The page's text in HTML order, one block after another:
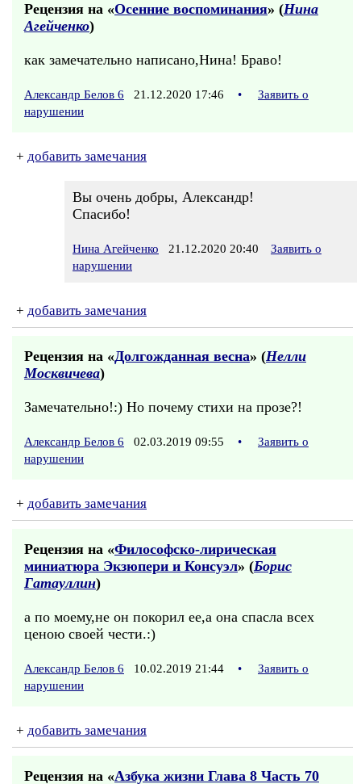
Рецензия на «Осенние воспоминания» (Нина
Агейченко)
как замечательно написано,Нина! Браво!
Александр Белов 6 21.12.2020 17:46 •
Заявить о
нарушении
+ добавить замечания
Вы очень добры, Александр!
Спасибо!
Нина Агейченко 21.12.2020 20:40
Заявить о
нарушении
+ добавить замечания
Рецензия на «Долгожданная весна» (Нелли
Москвичева)
Замечательно!:) Но почему стихи на прозе?!
Александр Белов 6 02.03.2019 09:55 •
Заявить о
нарушении
+ добавить замечания
Рецензия на «Философско-лирическая
миниатюра Экзюпери и Консуэл» (Борис
Гатауллин)
а по моему,не он покорил ее,а она спасла всех
ценою своей чести.:)
Александр Белов 6 10.02.2019 21:44 •
Заявить о
нарушении
+ добавить замечания
Рецензия на «Азбука жизни Глава 8 Часть 70